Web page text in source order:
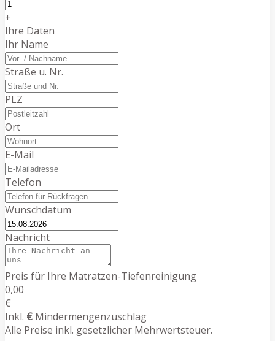
+
Ihre Daten
Ihr Name
Straße u. Nr.
PLZ
Ort
E-Mail
Telefon
Wunschdatum
Nachricht
Preis für Ihre Matratzen-Tiefenreinigung
0,00
€
Inkl. € Mindermengenzuschlag
Alle Preise inkl. gesetzlicher Mehrwertsteuer.